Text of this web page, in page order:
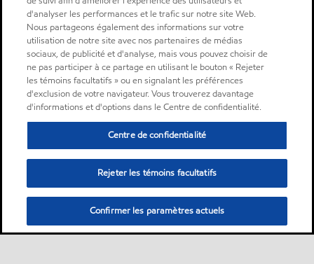
d'analyser les performances et le trafic sur notre site Web.
Nous partageons également des informations sur votre
utilisation de notre site avec nos partenaires de médias
sociaux, de publicité et d'analyse, mais vous pouvez choisir de
ne pas participer à ce partage en utilisant le bouton « Rejeter
les témoins facultatifs » ou en signalant les préférences
d'exclusion de votre navigateur. Vous trouverez davantage
d'informations et d'options dans le Centre de confidentialité.
Centre de confidentialité
Rejeter les témoins facultatifs
Confirmer les paramètres actuels